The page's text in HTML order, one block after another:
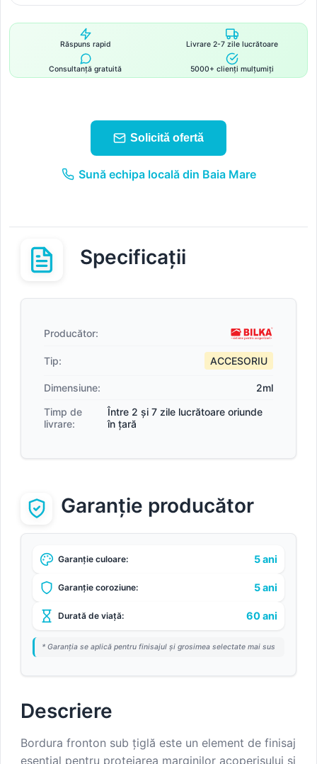
Răspuns rapid Livrare 2-7 zile lucrătoare
Consultanță gratuită 5000+ clienți mulțumiți
Solicită ofertă
Sună echipa locală din Baia Mare
Specificații
Producător:
Tip: ACCESORIU
Dimensiune:
2ml
Timp de
livrare:
Între 2 și 7 zile lucrătoare oriunde
în țară
Garanție producător
Garanție culoare: 5 ani
Garanție coroziune: 5 ani
Durată de viață: 60 ani
* Garanția se aplică pentru finisajul și grosimea selectate mai sus
Descriere
Bordura fronton sub țiglă este un element de finisaj
esențial pentru protejarea marginilor acoperișului și